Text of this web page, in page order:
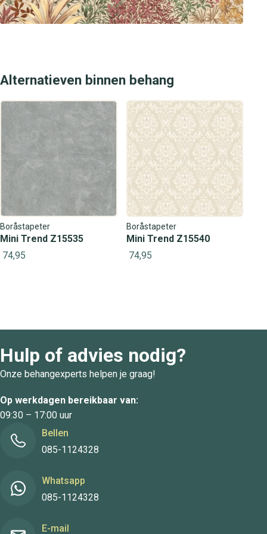
Alternatieven binnen behang
Boråstapeter
Mini Trend Z15535
74,95
Boråstapeter
Mini Trend Z15540
74,95
Hulp of advies nodig?
Onze behangexperts helpen je graag!
Op werkdagen bereikbaar van:
09:30 – 17:00 uur
Bellen
085-1124328
Whatsapp
085-1124328
E-mail